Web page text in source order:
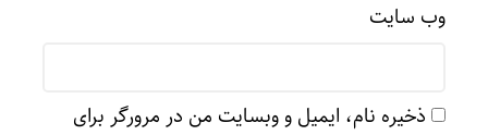
وب‌ سایت
ذخیره نام، ایمیل و وبسایت من در مرورگر برای